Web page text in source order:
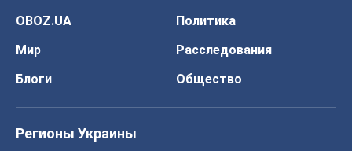
OBOZ.UA
Политика
Мир
Расследования
Блоги
Общество
Регионы Украины